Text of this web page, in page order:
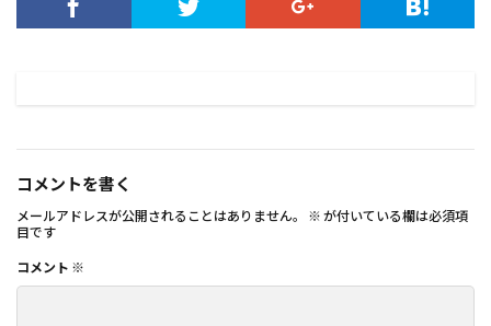
コメントを書く
メールアドレスが公開されることはありません。 ※ が付いている欄は必須項
目です
コメント ※